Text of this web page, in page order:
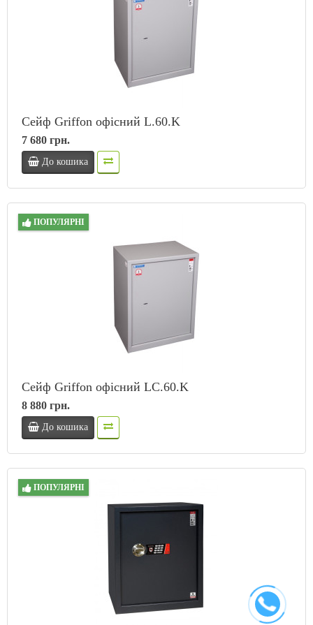
Сейф Griffon офісний L.60.K
7 680 грн.
До кошика
ПОПУЛЯРНІ
Сейф Griffon офісний LC.60.K
8 880 грн.
До кошика
ПОПУЛЯРНІ